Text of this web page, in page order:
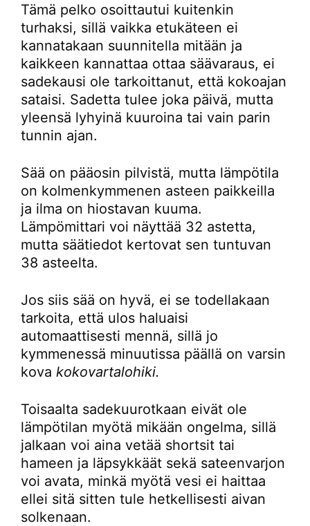
Tämä pelko osoittautui kuitenkin
turhaksi, sillä vaikka etukäteen ei
kannatakaan suunnitella mitään ja
kaikkeen kannattaa ottaa säävaraus, ei
sadekausi ole tarkoittanut, että kokoajan
sataisi. Sadetta tulee joka päivä, mutta
yleensä lyhyinä kuuroina tai vain parin
tunnin ajan.
Sää on pääosin pilvistä, mutta lämpötila
on kolmenkymmenen asteen paikkeilla
ja ilma on hiostavan kuuma.
Lämpömittari voi näyttää 32 astetta,
mutta säätiedot kertovat sen tuntuvan
38 asteelta.
Jos siis sää on hyvä, ei se todellakaan
tarkoita, että ulos haluaisi
automaattisesti mennä, sillä jo
kymmenessä minuutissa päällä on varsin
kova kokovartalohiki.
Toisaalta sadekuurotkaan eivät ole
lämpötilan myötä mikään ongelma, sillä
jalkaan voi aina vetää shortsit tai
hameen ja läpsykkäät sekä sateenvarjon
voi avata, minkä myötä vesi ei haittaa
ellei sitä sitten tule hetkellisesti aivan
solkenaan.